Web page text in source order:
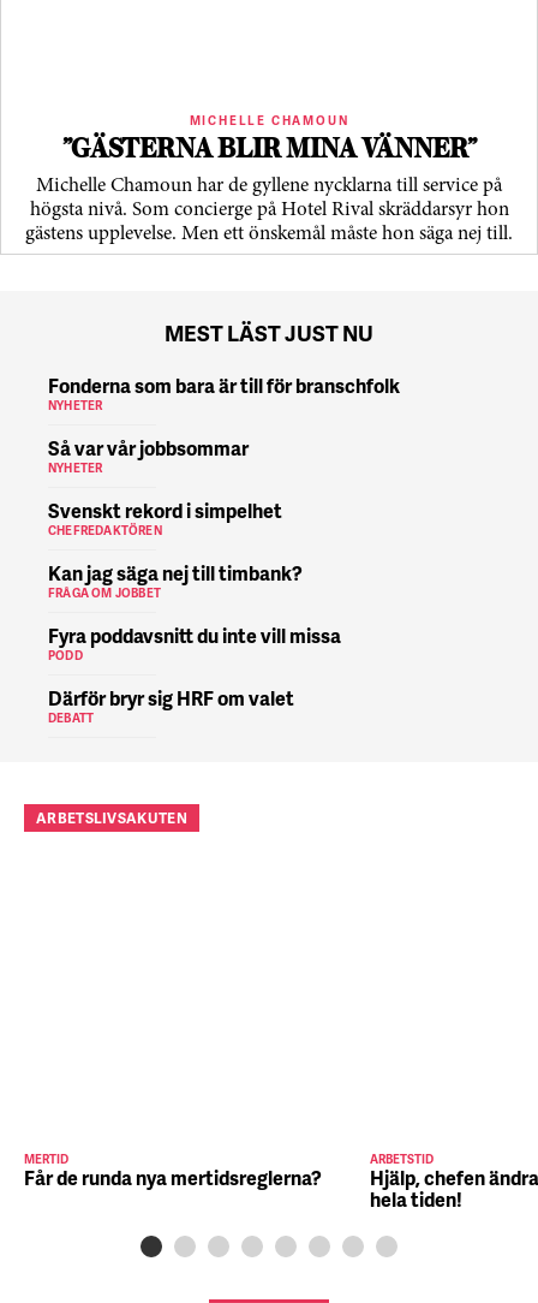
MICHELLE CHAMOUN
”GÄSTERNA BLIR MINA VÄNNER”
Michelle Chamoun har de gyllene nycklarna till service på
högsta nivå. Som concierge på Hotel Rival skräddarsyr hon
gästens upp­levelse. Men ett önskemål måste hon säga nej till.
MEST LÄST JUST NU
Fonderna som bara är till för branschfolk
NYHETER
Så var vår jobbsommar
NYHETER
Svenskt rekord i simpelhet
CHEFREDAKTÖREN
Kan jag säga nej till timbank?
FRÅGA OM JOBBET
Fyra poddavsnitt du inte vill missa
PODD
Därför bryr sig HRF om valet
DEBATT
ARBETSLIVSAKUTEN
MERTID
Får de runda nya mertidsreglerna?
ARBETSTID
Hjälp, chefen
hela tiden!